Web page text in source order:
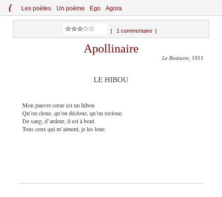
{ Les poètes Un poème Ego Agora
1 commentaire|
Apollinaire
Le Bestiaire , 1911
LE HIBOU
Mon pauvre cœur est un hibou
Qu’on cloue, qu’on décloue, qu’on recloue.
De sang, d’ardeur, il est à bout.
Tous ceux qui m’aiment, je les loue.